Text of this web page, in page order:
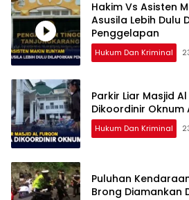
Hakim Vs Asisten
Asusila Lebih Dulu
Penggelapan
Hukum Dan Kriminal
Parkir Liar Masjid
Dikoordinir Oknum
Hukum Dan Kriminal
Puluhan
Brong Diamankan